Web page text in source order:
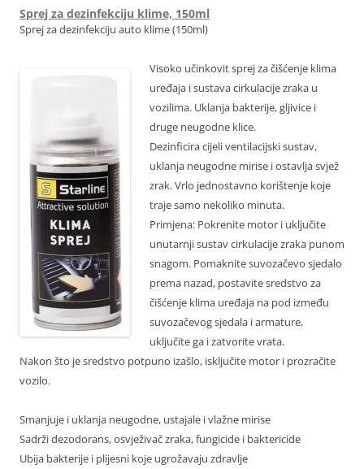
Sprej za dezinfekciju klime, 150ml
Sprej za dezinfekciju auto klime (150ml)
Visoko učinkovit sprej za čišćenje klima
uređaja i sustava cirkulacije zraka u
vozilima. Uklanja bakterije, gljivice i
druge neugodne klice.
Dezinficira cijeli ventilacijski sustav,
uklanja neugodne mirise i ostavlja svjež
zrak. Vrlo jednostavno korištenje koje
traje samo nekoliko minuta.
Primjena: Pokrenite motor i uključite
unutarnji sustav cirkulacije zraka punom
snagom. Pomaknite suvozačevo sjedalo
prema nazad, postavite sredstvo za
čišćenje klima uređaja na pod između
suvozačevog sjedala i armature,
uključite ga i zatvorite vrata.
Nakon što je sredstvo potpuno izašlo, isključite motor i prozračite
vozilo.
Smanjuje i uklanja neugodne, ustajale i vlažne mirise
Sadrži dezodorans, osvježivač zraka, fungicide i baktericide
Ubija bakterije i plijesni koje ugrožavaju zdravlje